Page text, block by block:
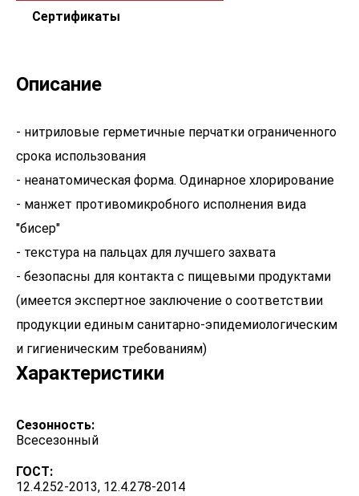
Сертификаты
Описание
- нитриловые герметичные перчатки ограниченного
срока использования
- неанатомическая форма. Одинарное хлорирование
- манжет противомикробного исполнения вида
"бисер"
- текстура на пальцах для лучшего захвата
- безопасны для контакта с пищевыми продуктами
(имеется экспертное заключение о соответствии
продукции единым санитарно-эпидемиологическим
Характеристики
Сезонность:
Всесезонный
ГОСТ:
12.4.252-2013, 12.4.278-2014